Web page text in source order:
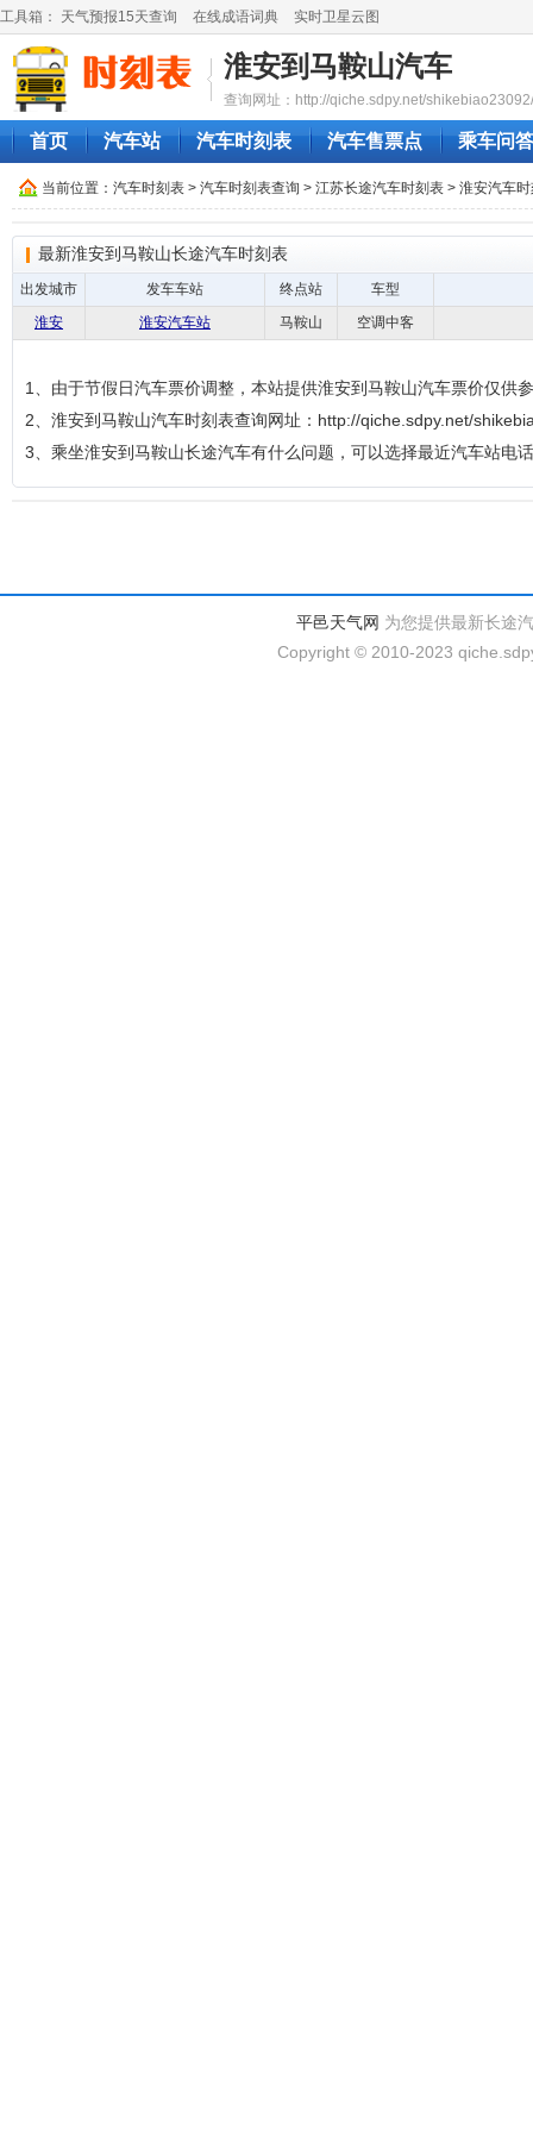
工具箱： 天气预报15天查询 在线成语词典 实时卫星云图
淮安到马鞍山汽车
查询网址：http://qiche.sdpy.net/shikebiao23092/
首页 汽车站 汽车时刻表 汽车售票点 乘车问答
当前位置： 汽车时刻表 > 汽车时刻表查询 > 江苏长途汽车时刻表 > 淮安汽车
最新淮安到马鞍山长途汽车时刻表
出发城市 发车车站 终点站
车型
淮安
淮安汽车站 马鞍山 空调中客
1、由于节假日汽车票价调整，本站提供淮安到马鞍山汽车票价仅供
2、淮安到马鞍山汽车时刻表查询网址：http://qiche.sdpy.net/
3、乘坐淮安到马鞍山长途汽车有什么问题，可以选择最近汽车站电
平邑天气网 为您提供最新长途
Copyright © 2010-2023